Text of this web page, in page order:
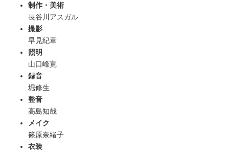
制作・美術
長谷川アスガル
撮影
早見紀章
照明
山口峰寛
録音
堀修生
整音
高島知哉
メイク
篠原奈緒子
衣装